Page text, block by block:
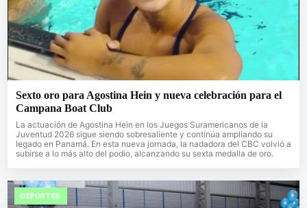
Sexto oro para Agostina Hein y nueva celebración para el
Campana Boat Club
La actuación de Agostina Hein en los Juegos Suramericanos de la
Juventud 2026 sigue siendo sobresaliente y continúa ampliando su
legado en Panamá. En esta nueva jornada, la nadadora del CBC volvió a
subirse a lo más alto del podio, alcanzando su sexta medalla de oro.
DEPORTES